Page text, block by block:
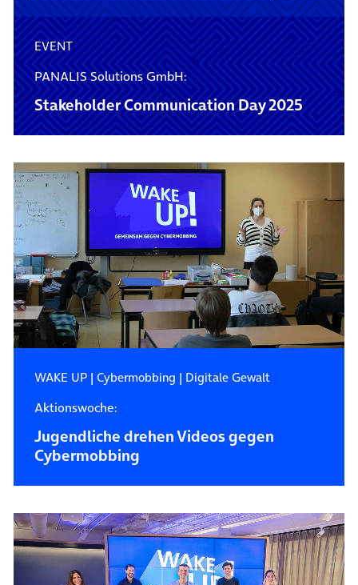
EVENT
PANALIS Solutions GmbH:
Stakeholder Communication Day 2025
WAKE UP| Cybermobbing | Digitale Gewalt
Aktionswoche:
Jugendliche drehen Videos gegen
Cybermobbing